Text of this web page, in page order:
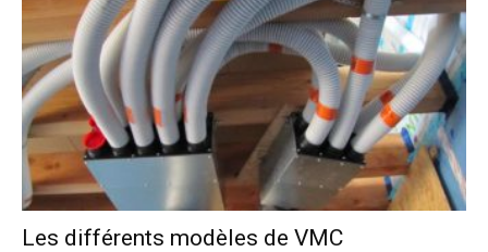
Les différents modèles de VMC